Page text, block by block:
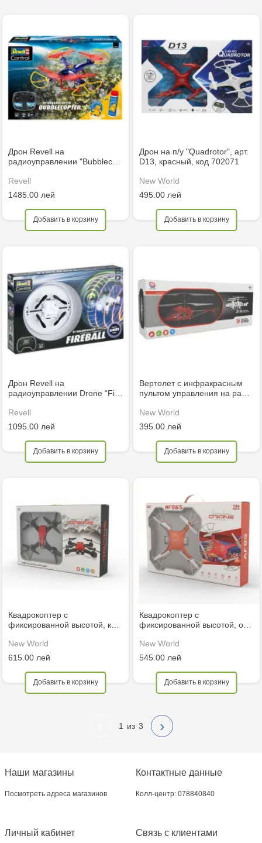
Дрон Revell на
радиоуправлении "Bubblec…
Revell
1485.00 лей
Добавить в корзину
Дрон на п/у "Quadrotor", арт.
D13, красный, код 702071
New World
495.00 лей
Добавить в корзину
Дрон Revell на
радиоуправлении Drone “Fi…
Revell
1095.00 лей
Добавить в корзину
Вертолет с инфракрасным
пультом управления на ра…
New World
395.00 лей
Добавить в корзину
Квадрокоптер с
фиксированной высотой, к…
New World
615.00 лей
Добавить в корзину
Квадрокоптер с
фиксированной высотой, о…
New World
545.00 лей
Добавить в корзину
1 3 ›
Наши магазины
Посмотреть адреса магазинов
Связь с клиентами
Личный кабинет
Контактные данные
Колл-центр: 078840840